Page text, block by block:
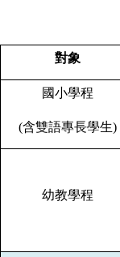
對象
國小學程
(含雙語專長學生)
幼教學程